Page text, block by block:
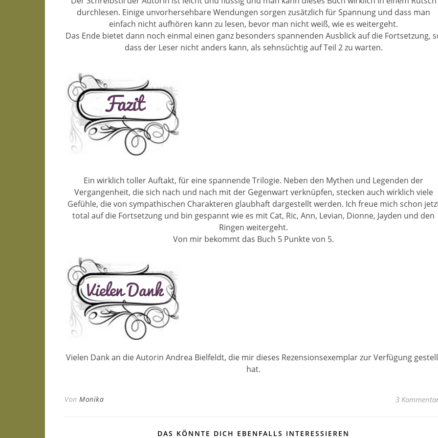
durchlesen. Einige unvorhersehbare Wendungen sorgen zusätzlich für Spannung und dass man
einfach nicht aufhören kann zu lesen, bevor man nicht weiß, wie es weitergeht.
Das Ende bietet dann noch einmal einen ganz besonders spannenden Ausblick auf die Fortsetzung,
dass der Leser nicht anders kann, als sehnsüchtig auf Teil 2 zu warten.
Ein wirklich toller Auftakt, für eine spannende Trilogie. Neben den Mythen und Legenden der
Vergangenheit, die sich nach und nach mit der Gegenwart verknüpfen, stecken auch wirklich viele
Gefühle, die von sympathischen Charakteren glaubhaft dargestellt werden. Ich freue mich schon
total auf die Fortsetzung und bin gespannt wie es mit Cat, Ric, Ann, Levian, Dionne, Jayden und den
Ringen weitergeht.
Von mir bekommt das Buch 5 Punkte von 5.
Vielen Dank an die Autorin Andrea Bielfeldt, die mir dieses Rezensionsexemplar zur Verfügung
hat.
Von Monika 3
DAS KÖNNTE DICH EBENFALLS INTERESSIEREN